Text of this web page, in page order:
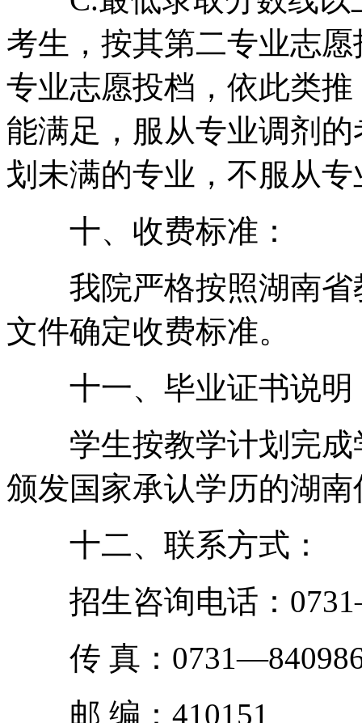
考生，按其第二专业志
专业志愿投档，依此类
能满足，服从专业调剂
划未满的专业，不服从
十、收费标准：
我院严格按照湖南省
文件确定收费标准。
十一、毕业证书说明
学生按教学计划完成
颁发国家承认学历的湖
十二、联系方式：
招生咨询电话：
传 真：
邮 编：410151